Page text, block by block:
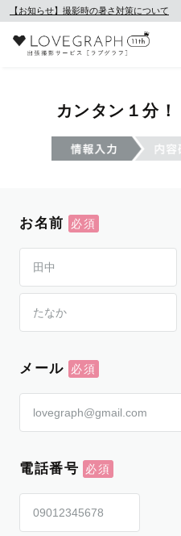
【お知らせ】撮影時の暑さ対策について
カンタン１分
お名前
メール
電話番号